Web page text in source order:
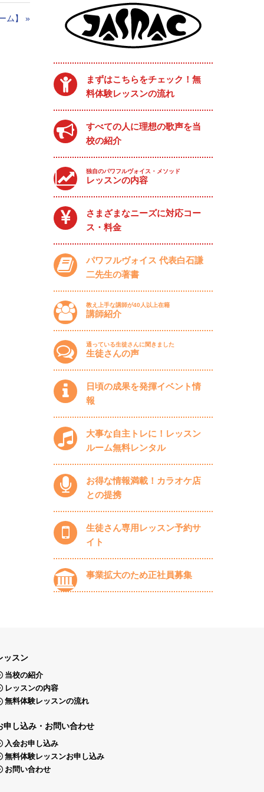
ム】 »
まずはこちらをチェック！無
料体験レッスンの流れ
すべての人に理想の歌声を当
校の紹介
独自のパワフルヴォイス・メソッド
レッスンの内容
さまざまなニーズに対応コー
ス・料金
パワフルヴォイス 代表白石謙
二先生の著書
教え上手な講師が40人以上在籍
講師紹介
通っている生徒さんに聞きました
生徒さんの声
日頃の成果を発揮イベント情
報
大事な自主トレに！レッスン
ルーム無料レンタル
お得な情報満載！カラオケ店
との提携
生徒さん専用レッスン予約サ
イト
事業拡大のため正社員募集
ッスン
当校の紹介
レッスンの内容
無料体験レッスンの流れ
申し込み・お問い合わせ
入会お申し込み
無料体験レッスンお申し込み
お問い合わせ